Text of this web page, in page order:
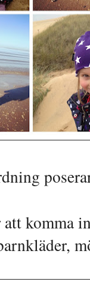
att komma